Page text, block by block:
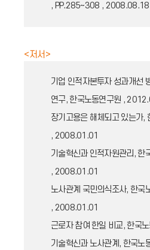
, PP.285~308 , 2008.08.18
<저서>
기업 인적자본투자 성과개선
연구, 한국노동연구원 ,
장기고용은 해체되고 있는가,
, 2008.01.01
기술혁신과 인적자원관리, 한
, 2008.01.01
노사관계 국민의식조사, 한국
, 2008.01.01
근로자 참여 한일 비교, 한국
기술혁신과 노사관계, 한국